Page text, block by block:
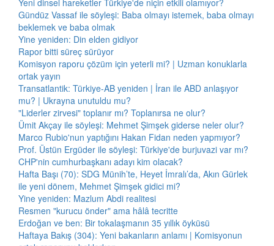
Yeni dinsel hareketler Türkiye'de niçin etkili olamıyor?
Gündüz Vassaf ile söyleşi: Baba olmayı istemek, baba olmayı
beklemek ve baba olmak
Yine yeniden: Din elden gidiyor
Rapor bitti süreç sürüyor
Komisyon raporu çözüm için yeterli mi? | Uzman konuklarla
ortak yayın
Transatlantik: Türkiye-AB yeniden | İran ile ABD anlaşıyor
mu? | Ukrayna unutuldu mu?
"Liderler zirvesi" toplanır mı? Toplanırsa ne olur?
Ümit Akçay ile söyleşi: Mehmet Şimşek giderse neler olur?
Marco Rubio'nun yaptığını Hakan Fidan neden yapmıyor?
Prof. Üstün Ergüder ile söyleşi: Türkiye'de burjuvazi var mı?
CHP'nin cumhurbaşkanı adayı kim olacak?
Hafta Başı (70): SDG Münih’te, Heyet İmralı’da, Akın Gürlek
ile yeni dönem, Mehmet Şimşek gidici mi?
Yine yeniden: Mazlum Abdi realitesi
Resmen "kurucu önder" ama hâlâ tecritte
Erdoğan ve ben: Bir tokalaşmanın 35 yıllık öyküsü
Haftaya Bakış (304): Yeni bakanların anlamı | Komisyonun